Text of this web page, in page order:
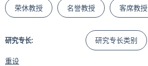
荣休教授 名誉教授 客席教授
研究专长: 研究专长类别
重设